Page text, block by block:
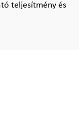
teljesítmény és